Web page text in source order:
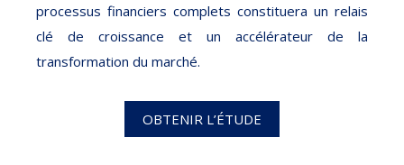
processus financiers complets constituera un relais
clé de croissance et un accélérateur de la
transformation du marché.
OBTENIR L’ÉTUDE